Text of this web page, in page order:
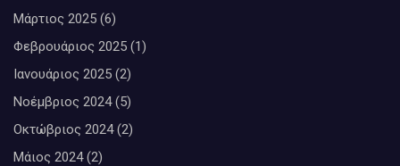
Μάρτιος 2025 (6)
Φεβρουάριος 2025 (1)
Ιανουάριος 2025 (2)
Νοέμβριος 2024(5)
Οκτώβριος 2024(2)
Μάιος 2024(2)